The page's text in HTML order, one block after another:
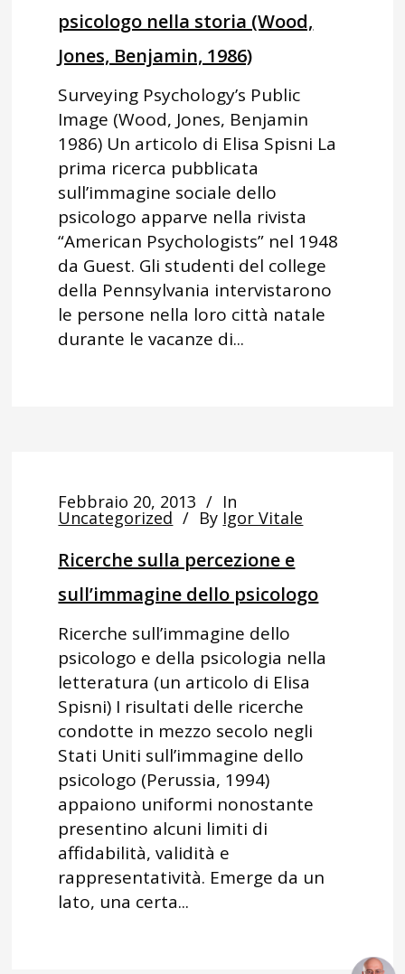
psicologo nella storia (Wood,
Jones, Benjamin, 1986)
Surveying Psychology’s Public
Image (Wood, Jones, Benjamin
1986) Un articolo di Elisa Spisni La
prima ricerca pubblicata
sull’immagine sociale dello
psicologo apparve nella rivista
“American Psychologists” nel 1948
da Guest. Gli studenti del college
della Pennsylvania intervistarono
le persone nella loro città natale
durante le vacanze di...
Febbraio 20, 2013 In
Uncategorized By Igor Vitale
Ricerche sulla percezione e
sull’immagine dello psicologo
Ricerche sull’immagine dello
psicologo e della psicologia nella
letteratura (un articolo di Elisa
Spisni) I risultati delle ricerche
condotte in mezzo secolo negli
Stati Uniti sull’immagine dello
psicologo (Perussia, 1994)
appaiono uniformi nonostante
presentino alcuni limiti di
affidabilità, validità e
rappresentatività. Emerge da un
lato, una certa...